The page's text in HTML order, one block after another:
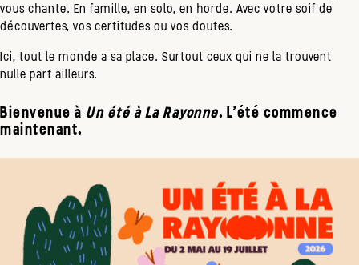
vous chante. En famille, en solo, en horde. Avec votre soif de
découvertes, vos certitudes ou vos doutes.
Ici, tout le monde a sa place. Surtout ceux qui ne la trouvent
nulle part ailleurs.
Bienvenue à Un été à La Rayonne. L'été commence
maintenant.